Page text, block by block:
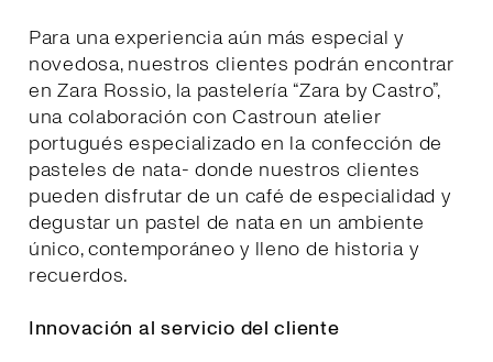
Para una experiencia aún más especial y
novedosa, nuestros clientes podrán encontrar
en Zara Rossio, la pastelería “Zara by Castro”,
una colaboración con Castroun atelier
portugués especializado en la confección de
pasteles de nata- donde nuestros clientes
pueden disfrutar de un café de especialidad y
degustar un pastel de nata en un ambiente
único, contemporáneo y lleno de historia y
recuerdos.
Innovación al servicio del cliente